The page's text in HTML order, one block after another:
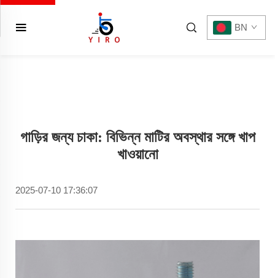
BN
গাড়ির জন্য চাকা: বিভিন্ন মাটির অবস্থার সঙ্গে খাপ
খাওয়ানো
2025-07-10 17:36:07